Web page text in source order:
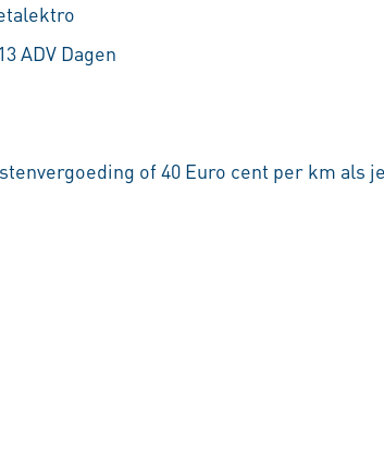
ADV Dagen
of 40 Euro cent per km als